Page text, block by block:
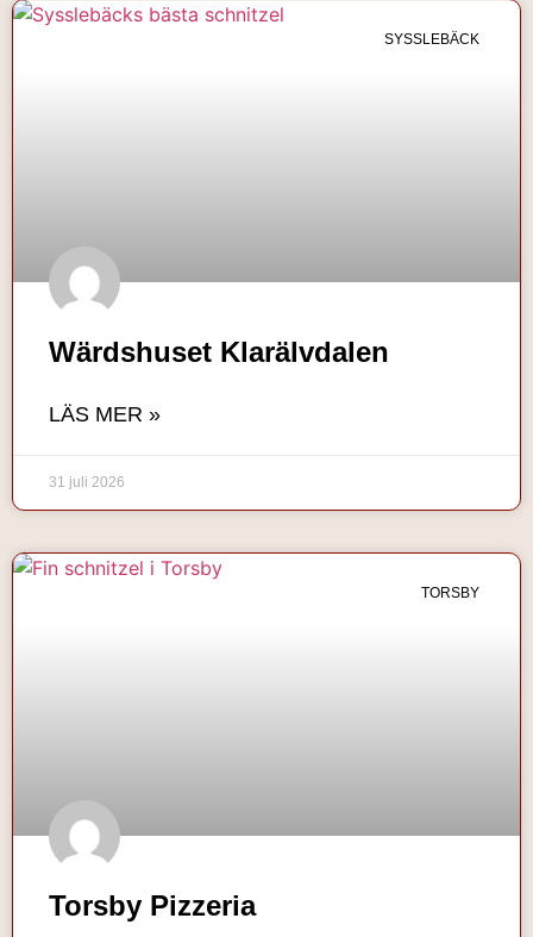
SYSSLEBÄCK
Wärdshuset Klarälvdalen
LÄS MER »
31 juli 2026
TORSBY
Torsby Pizzeria